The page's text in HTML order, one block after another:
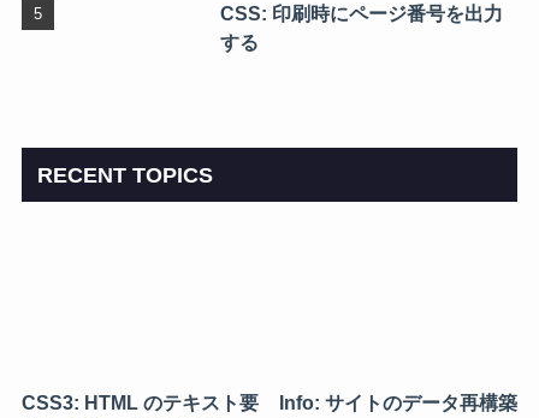
CSS: 印刷時にページ番号を出力
する
RECENT TOPICS
CSS3: HTML のテキスト要
Info: サイトのデータ再構築